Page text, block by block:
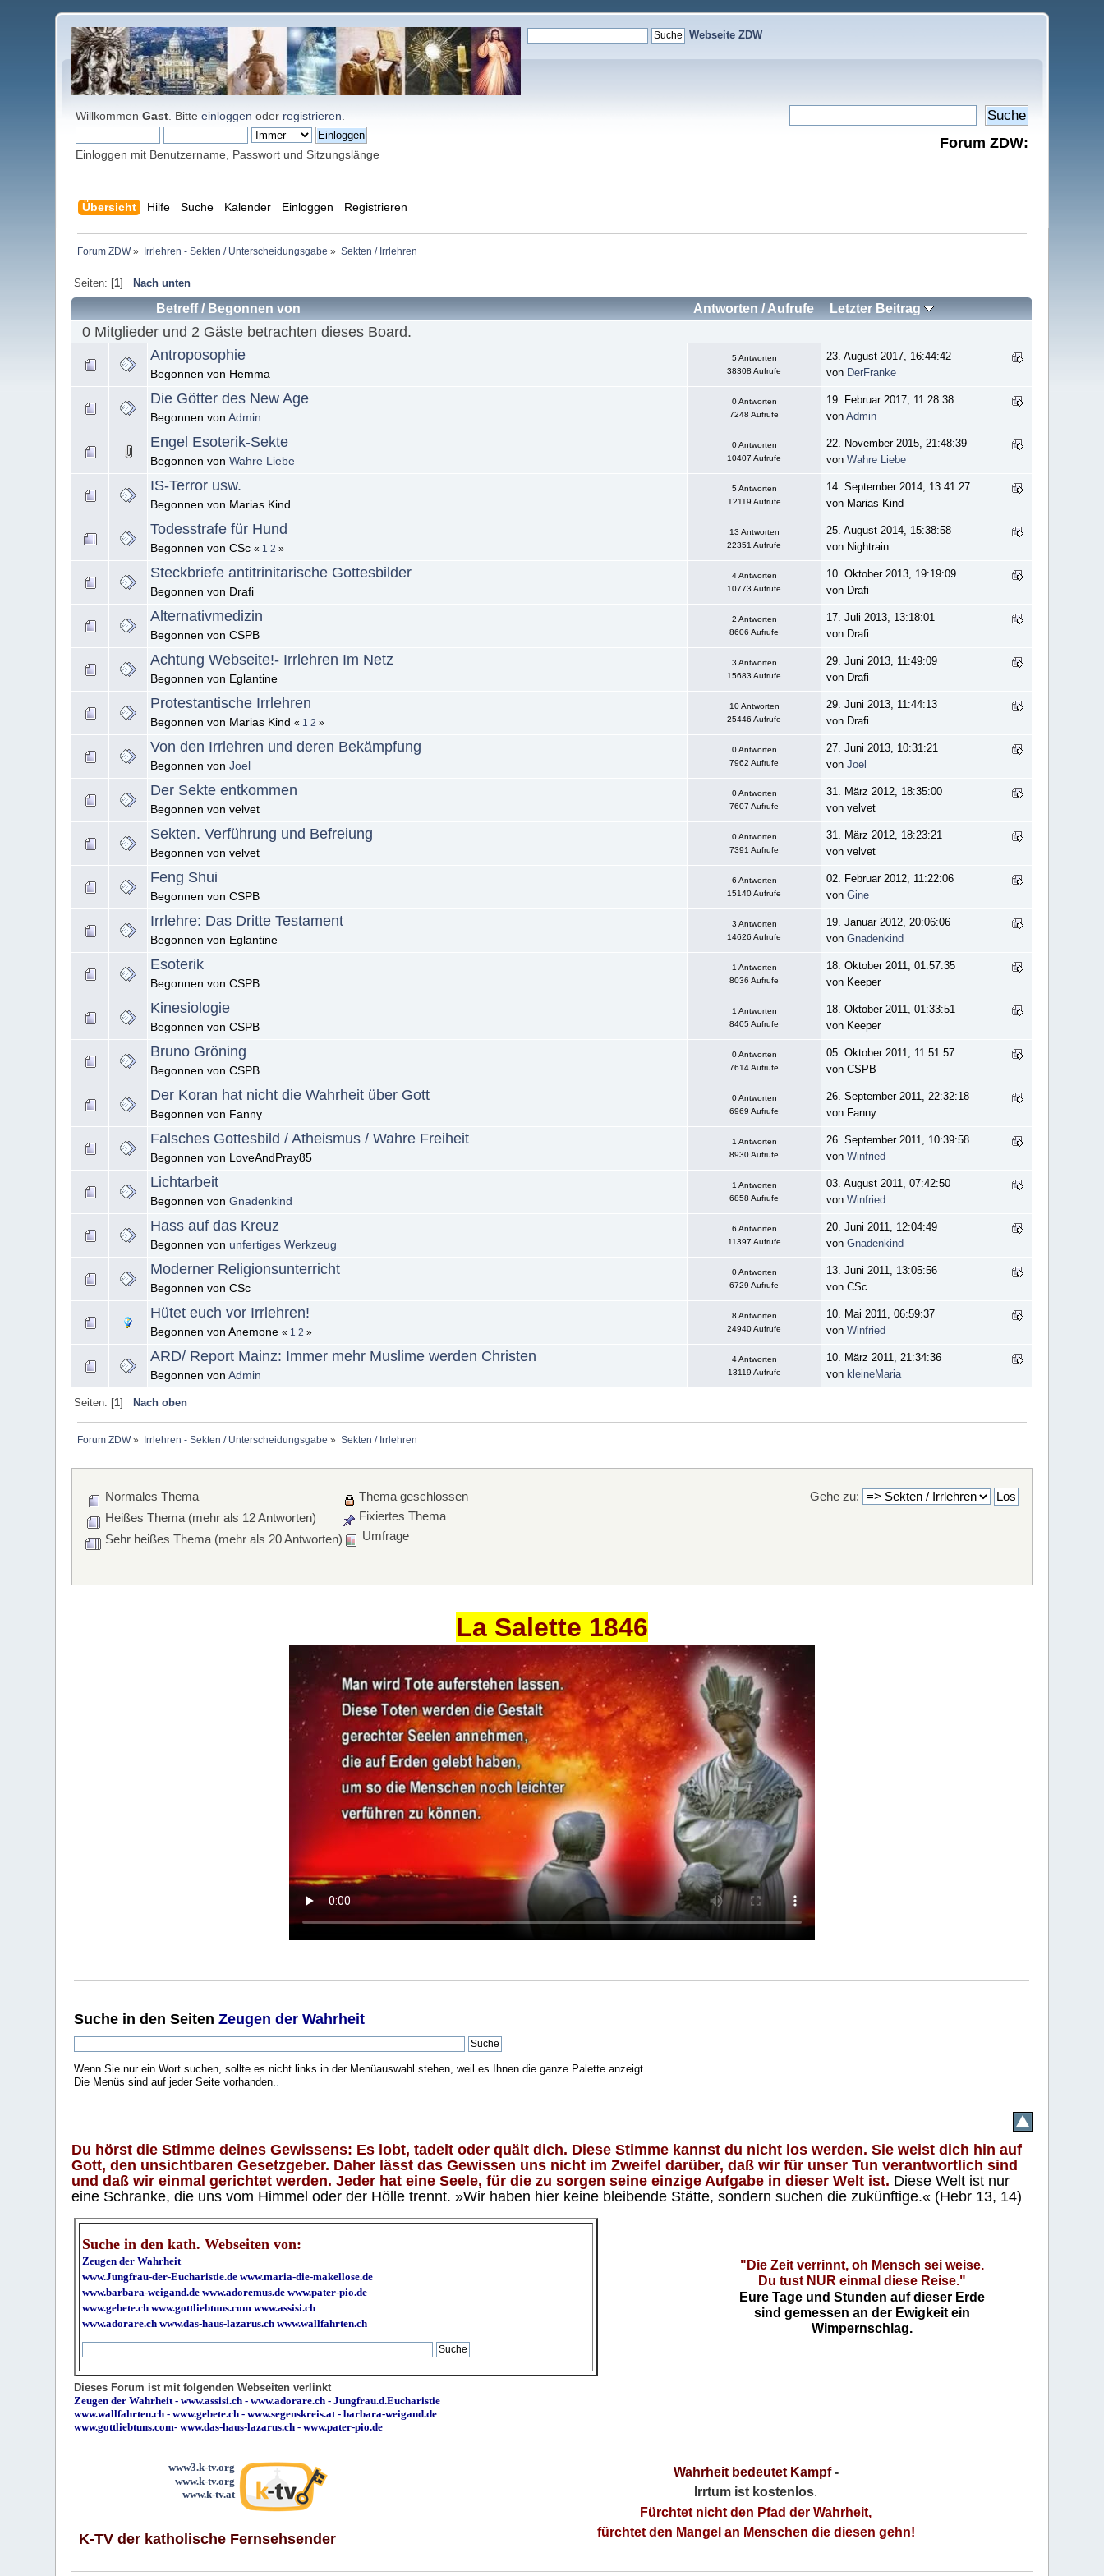
Webseite ZDW
WillkommenGast . Bitteeinloggen oder registrieren
Einloggen mit Benutzername, Passwort und Sitzungslänge
Forum ZDW:
Übersicht Hilfe Suche Kalender Einloggen Registrieren
Forum ZDW» Irrlehren - Sekten / Unterscheidungsgabe » Sekten / Irrlehren
Seiten: [1] Nach unten
Betreff/ Begonnen von Antworten /Aufrufe Letzter Beitrag
0 Mitglieder und 2 Gäste betrachten dieses Board.
Antroposophie
Begonnen von Hemma
5 Antworten
38308 Aufrufe
23. August 2017, 16:44:42
von DerFranke
Die Götter des New Age
Begonnen vonAdmin
0 Antworten
7248 Aufrufe
19. Februar 2017, 11:28:38
vonAdmin
Engel Esoterik-Sekte
Begonnen vonWahre Liebe
0 Antworten
10407 Aufrufe
22. November 2015, 21:48:39
vonWahre Liebe
IS-Terror usw.
Begonnen von Marias Kind
5 Antworten
12119 Aufrufe
14. September 2014, 13:41:27
von Marias Kind
Todesstrafe für Hund
Begonnen von CSc« 1 2 »
13 Antworten
22351 Aufrufe
25. August 2014, 15:38:58
von Nightrain
Steckbriefe antitrinitarische Gottesbilder
Begonnen von Drafi
4 Antworten
10773 Aufrufe
10. Oktober 2013, 19:19:09
von Drafi
Alternativmedizin
Begonnen von CSPB
2 Antworten
8606 Aufrufe
17. Juli 2013, 13:18:01
von Drafi
Achtung Webseite!- Irrlehren Im Netz
Begonnen von Eglantine
3 Antworten
15683 Aufrufe
29. Juni 2013, 11:49:09
von Drafi
Protestantische Irrlehren
Begonnen von Marias Kind« 1 2 »
10 Antworten
25446 Aufrufe
29. Juni 2013, 11:44:13
von Drafi
Von den Irrlehren und deren Bekämpfung
Begonnen vonJoel
0 Antworten
7962 Aufrufe
27. Juni 2013, 10:31:21
vonJoel
Der Sekte entkommen
Begonnen von velvet
0 Antworten
7607 Aufrufe
31. März 2012, 18:35:00
von velvet
Sekten. Verführung und Befreiung
Begonnen von velvet
0 Antworten
7391 Aufrufe
31. März 2012, 18:23:21
von velvet
Feng Shui
Begonnen von CSPB
6 Antworten
15140 Aufrufe
02. Februar 2012, 11:22:06
vonGine
Irrlehre: Das Dritte Testament
Begonnen von Eglantine
3 Antworten
14626 Aufrufe
19. Januar 2012, 20:06:06
vonGnadenkind
Esoterik
Begonnen von CSPB
1 Antworten
8036 Aufrufe
18. Oktober 2011, 01:57:35
von Keeper
Kinesiologie
Begonnen von CSPB
1 Antworten
8405 Aufrufe
18. Oktober 2011, 01:33:51
von Keeper
Bruno Gröning
Begonnen von CSPB
0 Antworten
7614 Aufrufe
05. Oktober 2011, 11:51:57
von CSPB
Der Koran hat nicht die Wahrheit über Gott
Begonnen von Fanny
0 Antworten
6969 Aufrufe
26. September 2011, 22:32:18
von Fanny
Falsches Gottesbild / Atheismus / Wahre Freiheit
Begonnen von LoveAndPray85
1 Antworten
8930 Aufrufe
26. September 2011, 10:39:58
vonWinfried
Lichtarbeit
Begonnen vonGnadenkind
1 Antworten
6858 Aufrufe
03. August 2011, 07:42:50
vonWinfried
Hass auf das Kreuz
Begonnen von unfertiges Werkzeug
6 Antworten
11397 Aufrufe
20. Juni 2011, 12:04:49
vonGnadenkind
Moderner Religionsunterricht
Begonnen von CSc
0 Antworten
6729 Aufrufe
13. Juni 2011, 13:05:56
von CSc
Hütet euch vor Irrlehren!
Begonnen von Anemone« 1 2 »
8 Antworten
24940 Aufrufe
10. Mai 2011, 06:59:37
vonWinfried
ARD/ Report Mainz: Immer mehr Muslime werden Christen
Begonnen vonAdmin
4 Antworten
13119 Aufrufe
10. März 2011, 21:34:36
von kleineMaria
Seiten: [1] Nach oben
Forum ZDW» Irrlehren - Sekten / Unterscheidungsgabe » Sekten / Irrlehren
Gehe zu:
Normales Thema
Heißes Thema (mehr als 12 Antworten)
Sehr heißes Thema (mehr als 20 Antworten)
Thema geschlossen
Fixiertes Thema
Umfrage
La Salette 1846
Suche in den SeitenZeugen der Wahrheit
Wenn Sie nur ein Wort suchen, sollte es nicht links in der Menüauswahl stehen, weil es Ihnen die ganze Palette anzeigt.
Die Menüs sind auf jeder Seite vorhanden.
Du hörst die Stimme deines Gewissens: Es lobt, tadelt oder quält dich. Diese Stimme kannst du nicht los werden. Sie weist dich hin auf
Gott, den unsichtbaren Gesetzgeber. Daher lässt das Gewissen uns nicht im Zweifel darüber, daß wir für unser Tun verantwortlich sind
und daß wir einmal gerichtet werden. Jeder hat eine Seele, für die zu sorgen seine einzige Aufgabe in dieser Welt ist. Diese Welt ist nur
eine Schranke, die uns vom Himmel oder der Hölle trennt. »Wir haben hier keine bleibende Stätte, sondern suchen die zukünftige.« (Hebr 13, 14)
Suche in den kath. Webseiten von:
Zeugen der Wahrheit
www.Jungfrau-der-Eucharistie.de www.maria-die-makellose.de
www.barbara-weigand.de www.adoremus.de www.pater-pio.de
www.gebete.ch www.gottliebtuns.com www.assisi.ch
www.adorare.ch www.das-haus-lazarus.ch www.wallfahrten.ch
"Die Zeit verrinnt, oh Mensch sei weise.
Du tust NUR einmal diese Reise."
Eure Tage und Stunden auf dieser Erde
sind gemessen an der Ewigkeit ein
Wimpernschlag.
Dieses Forum ist mit folgenden Webseiten verlinkt
Zeugen der Wahrheit -www.assisi.ch -www.adorare.ch -Jungfrau.d.Eucharistie
www.wallfahrten.ch -www.gebete.ch -www.segenskreis.at -barbara-weigand.de
www.gottliebtuns.com-www.das-haus-lazarus.ch - www.pater-pio.de
www3.k-tv.org
www.k-tv.org
www.k-tv.at
K-TV der katholische Fernsehsender
Wahrheit bedeutet Kampf-
Irrtum ist kostenlos.
Fürchtet nicht den Pfad der Wahrheit,
fürchtet den Mangel an Menschen die diesen gehn!